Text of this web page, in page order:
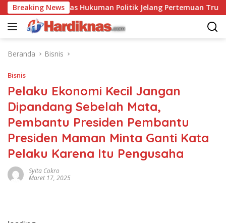
Langsung
ke
konten
Breaking News
Saling Balas Hukuman Politik Jelang Pertemuan Trump dan
Beranda Bisnis
Bisnis
Pelaku Ekonomi Kecil Jangan
Dipandang Sebelah Mata,
Pembantu Presiden Pembantu
Presiden Maman Minta Ganti Kata
Pelaku Karena Itu Pengusaha
Syita Cokro
Maret 17, 2025